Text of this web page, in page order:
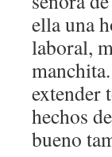
ella una
laboral,
extender
hechos
bueno